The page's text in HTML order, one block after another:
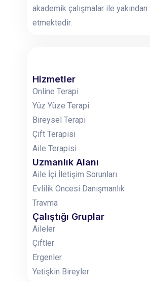
akademik çalışmalar ile yakından
etmektedir.
Hizmetler
Online Terapi
Yüz Yüze Terapi
Bireysel Terapi
Çift Terapisi
Aile Terapisi
Uzmanlık Alanı
Aile İçi İletişim Sorunları
Evlilik Öncesi Danışmanlık
Travma
Çalıştığı Gruplar
Aileler
Çiftler
Ergenler
Yetişkin Bireyler